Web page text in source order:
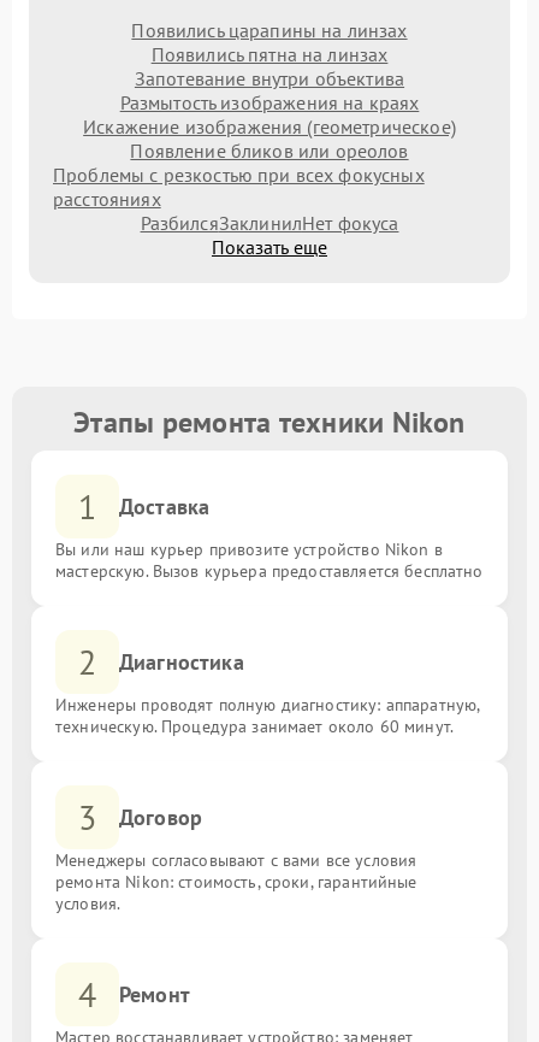
Появились царапины на линзах
Появились пятна на линзах
Запотевание внутри объектива
Размытость изображения на краях
Искажение изображения (геометрическое)
Появление бликов или ореолов
Проблемы с резкостью при всех фокусных
расстояниях
РазбилсяЗаклинилНет фокуса
Показать еще
Этапы ремонта техники Nikon
1 Доставка
Вы или наш курьер привозите устройство Nikon в
мастерскую. Вызов курьера предоставляется бесплатно
2 Диагностика
Инженеры проводят полную диагностику: аппаратную,
техническую. Процедура занимает около 60 минут.
3 Договор
Менеджеры согласовывают с вами все условия
ремонта Nikon: стоимость, сроки, гарантийные
условия.
4 Ремонт
Мастер восстанавливает устройство: заменяет